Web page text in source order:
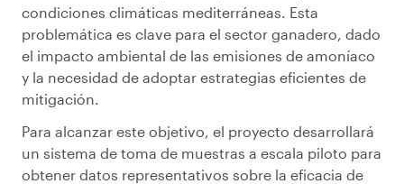
condiciones climáticas mediterráneas. Esta
problemática es clave para el sector ganadero, dado
el impacto ambiental de las emisiones de amoníaco
y la necesidad de adoptar estrategias eficientes de
mitigación.
Para alcanzar este objetivo, el proyecto desarrollará
un sistema de toma de muestras a escala piloto para
obtener datos representativos sobre la eficacia de